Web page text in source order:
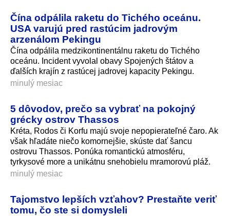
Čína odpálila raketu do Tichého oceánu.
USA varujú pred rastúcim jadrovým
arzenálom Pekingu
Čína odpálila medzikontinentálnu raketu do Tichého
oceánu. Incident vyvolal obavy Spojených štátov a
ďalších krajín z rastúcej jadrovej kapacity Pekingu.
minulý mesiac
5 dôvodov, prečo sa vybrať na pokojný
grécky ostrov Thassos
Kréta, Rodos či Korfu majú svoje nepopierateľné čaro. Ak
však hľadáte niečo komornejšie, skúste dať šancu
ostrovu Thassos. Ponúka romantickú atmosféru,
tyrkysové more a unikátnu snehobielu mramorovú pláž.
minulý mesiac
Tajomstvo lepších vzťahov? Prestaňte veriť
tomu, čo ste si domysleli